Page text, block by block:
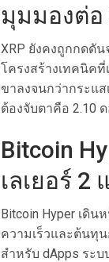
มุมมองต่อ
XRP ยังคงถูกกดดั
โครงสร้างเทคนิคที่
ขาลงจนกว่ากระแส
ต้องจับตาคือ 2.10
Bitcoin
เลเยอร์ 2
Bitcoin Hyper เดิน
ความเร็วและต้นทุ
สำหรับ dApps ระ